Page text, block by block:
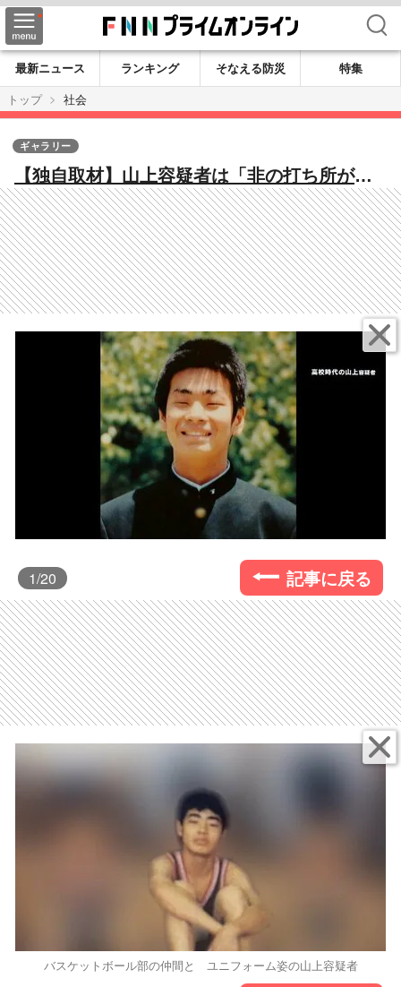
検索
最新ニュース ランキング そなえる防災
特集
トップ
社会
【独自取材】山上容疑者は「非の打ち所がな
い人だった」勉強も運動も得意…裕福な幼少
期からの転落人生 “高い計画性”明らかに
ギャラリー
1/20 記事に戻る
バスケットボール部の仲間と ユニフォーム姿の山上容疑者